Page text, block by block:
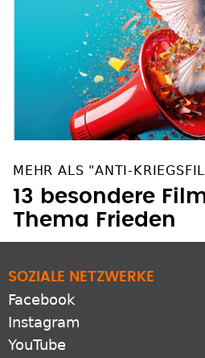
MEHR ALS "ANTI-
13 besondere
Thema Frieden
SOZIALE NETZWERKE
Facebook
Instagram
YouTube